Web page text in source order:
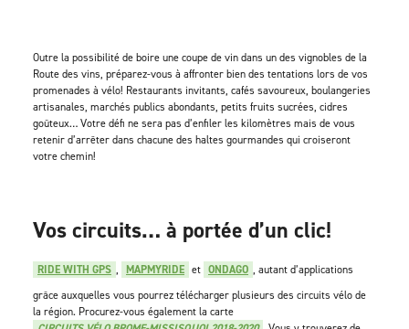
Outre la possibilité de boire une coupe de vin dans un des vignobles de la
Route des vins, préparez-vous à affronter bien des tentations lors de vos
promenades à vélo! Restaurants invitants, cafés savoureux, boulangeries
artisanales, marchés publics abondants, petits fruits sucrées, cidres
goûteux… Votre défi ne sera pas d’enfiler les kilomètres mais de vous
retenir d’arrêter dans chacune des haltes gourmandes qui croiseront
votre chemin!
Vos circuits… à portée d’un clic!
RIDE WITH GPS , MAPMYRIDE et ONDAGO , autant d’applications
grâce auxquelles vous pourrez télécharger plusieurs des circuits vélo de
la région. Procurez-vous également la carte